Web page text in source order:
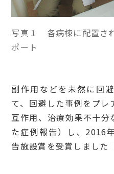
写真１ 各病棟に配置さ
ポート
副作用などを未然に回
て、回避した事例をプレ
互作用、治療効果不十分
た症例報告）し、2016
告施設賞を受賞しました